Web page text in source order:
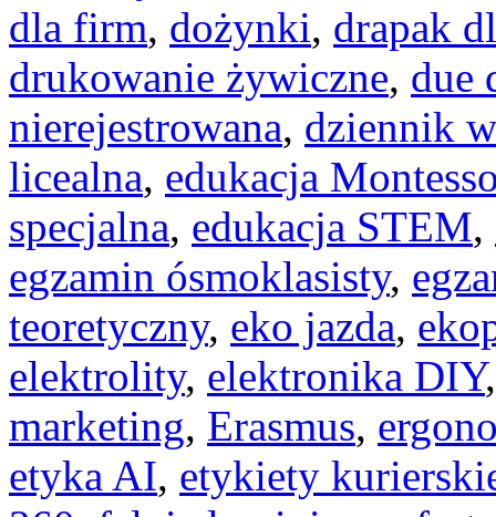
dla firm, dożynki, drapak
drukowanie żywiczne, due
nierejestrowana, dziennik
licealna, edukacja
specjalna, edukacja STEM,
egzamin ósmoklasisty,
teoretyczny, eko jazda,
elektrolity, elektronika DIY
marketing, Erasmus,
etyka AI, etykiety